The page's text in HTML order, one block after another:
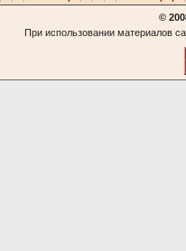
©
При использовании материалов